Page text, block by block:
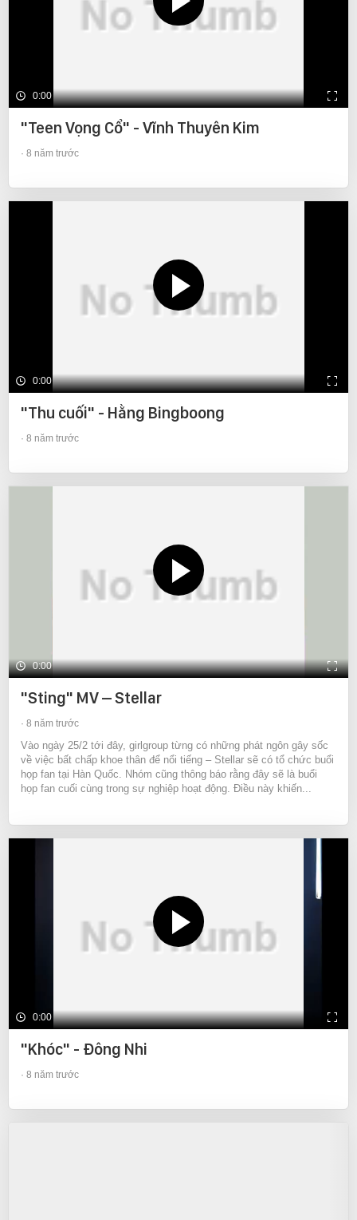
0:00
"Teen Vọng Cổ" - Vĩnh Thuyên Kim
8 năm trước
0:00
"Thu cuối" - Hằng Bingboong
8 năm trước
0:00
"Sting" MV – Stellar
8 năm trước
Vào ngày 25/2 tới đây, girlgroup từng có những phát ngôn gây sốc
về việc bất chấp khoe thân để nổi tiếng – Stellar sẽ có tổ chức buổi
họp fan tại Hàn Quốc. Nhóm cũng thông báo rằng đây sẽ là buổi
họp fan cuối cùng trong sự nghiệp hoạt động. Điều này khiến...
0:00
"Khóc" - Đông Nhi
8 năm trước